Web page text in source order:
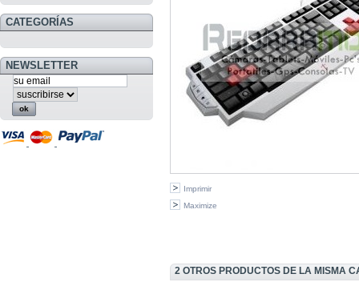
CATEGORÍAS
NEWSLETTER
Imprimir
Maximize
2 OTROS PRODUCTOS DE LA MISMA